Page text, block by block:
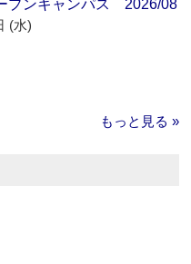
プンキャンパス 2026/08
(水)
もっと見る »